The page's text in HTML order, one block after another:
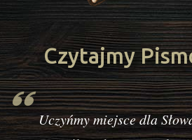
Czytajmy
Uczyńmy miejsce dla